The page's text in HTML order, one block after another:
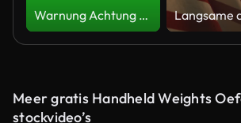
Warnung Achtung gelb gefahrenmeldung Straßenschild 4k grüner Bildschirm Vorsicht Animation
Meer gratis Handheld Weights
stockvideo’s